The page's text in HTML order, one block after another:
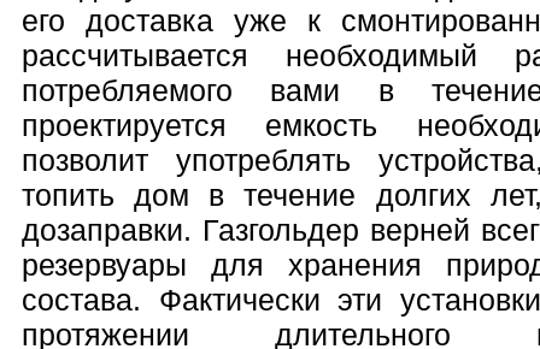
его доставка уже к
рассчитывается необходимый
потребляемого вами в
проектируется емкость
позволит употреблять
топить дом в течение долгих
дозаправки. Газгольдер верней
резервуары для хранения
состава. Фактически эти
протяжении длительного